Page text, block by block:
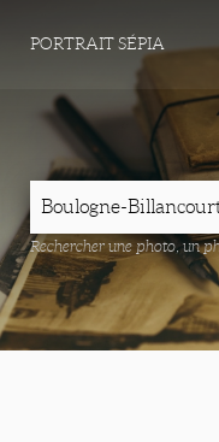
PORTRAIT SÉPIA
Rechercher une photo, un